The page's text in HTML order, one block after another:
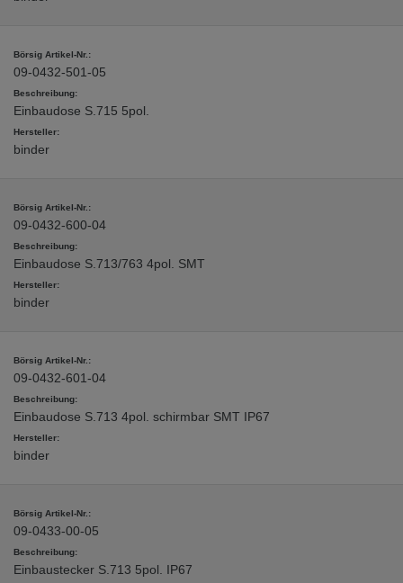
09-0432-501-05
Einbaudose S.715 5pol.
binder
09-0432-600-04
Einbaudose S.713/763 4pol. SMT
binder
09-0432-601-04
Einbaudose S.713 4pol. schirmbar SMT IP67
binder
09-0433-00-05
Einbaustecker S.713 5pol. IP67